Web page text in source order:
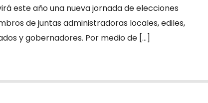
este año una nueva jornada de elecciones
de juntas administradoras locales, ediles,
y gobernadores. Por medio de […]